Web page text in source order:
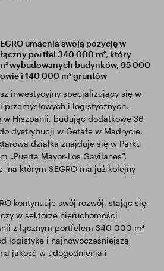
umacnia swoją pozycję w
portfel 340 000 m², który
wybudowanych budynków, 95 000
i 140 000 m² gruntów
inwestycyjny specjalizujący się w
przemysłowych i logistycznych,
w Hiszpanii, budując dodatkowe 36
dystrybucji w Getafe w Madrycie.
działka znajduje się w Parku
„Puerta Mayor-Los Gavilanes”,
na którym SEGRO ma już kolejny
kontynuuje swój rozwój, stając się
w sektorze nieruchomości
z łącznym portfelem 340 000 m²
logistykę i najnowocześniejszą
jakość w udogodnienia i